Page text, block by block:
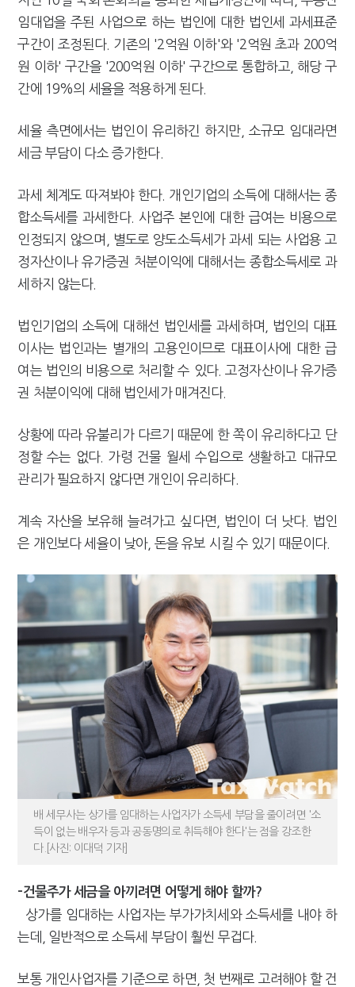
임대업을 주된 사업으로 하는 법인에 대한 법인세 과세표준
구간이 조정된다. 기존의 '2억원 이하'와 '2억원 초과 200억
원 이하' 구간을 '200억원 이하' 구간으로 통합하고, 해당 구
간에 19%의 세율을 적용하게 된다.
세율 측면에서는 법인이 유리하긴 하지만, 소규모 임대라면
세금 부담이 다소 증가한다.
과세 체계도 따져봐야 한다. 개인기업의 소득에 대해서는 종
합소득세를 과세한다. 사업주 본인에 대한 급여는 비용으로
인정되지 않으며, 별도로 양도소득세가 과세 되는 사업용 고
정자산이나 유가증권 처분이익에 대해서는 종합소득세로 과
세하지 않는다.
법인기업의 소득에 대해선 법인세를 과세하며, 법인의 대표
이사는 법인과는 별개의 고용인이므로 대표이사에 대한 급
여는 법인의 비용으로 처리할 수 있다. 고정자산이나 유가증
권 처분이익에 대해 법인세가 매겨진다.
상황에 따라 유불리가 다르기 때문에 한 쪽이 유리하다고 단
정할 수는 없다. 가령 건물 월세 수입으로 생활하고 대규모
관리가 필요하지 않다면 개인이 유리하다.
계속 자산을 보유해 늘려가고 싶다면, 법인이 더 낫다. 법인
은 개인보다 세율이 낮아, 돈을 유보 시킬 수 있기 때문이다.
배 세무사는 상가를 임대하는 사업자가 소득세 부담을 줄이려면 '소
득이 없는 배우자 등과 공동명의로 취득해야 한다'는 점을 강조한
다.[사진: 이대덕 기자]
-건물주가 세금을 아끼려면 어떻게 해야 할까?
상가를 임대하는 사업자는 부가가치세와 소득세를 내야 하
는데, 일반적으로 소득세 부담이 훨씬 무겁다.
보통 개인사업자를 기준으로 하면, 첫 번째로 고려해야 할 건